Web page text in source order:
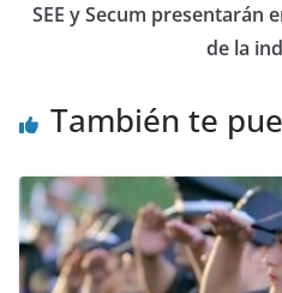
SEE y Secum presentarán
de la
También te